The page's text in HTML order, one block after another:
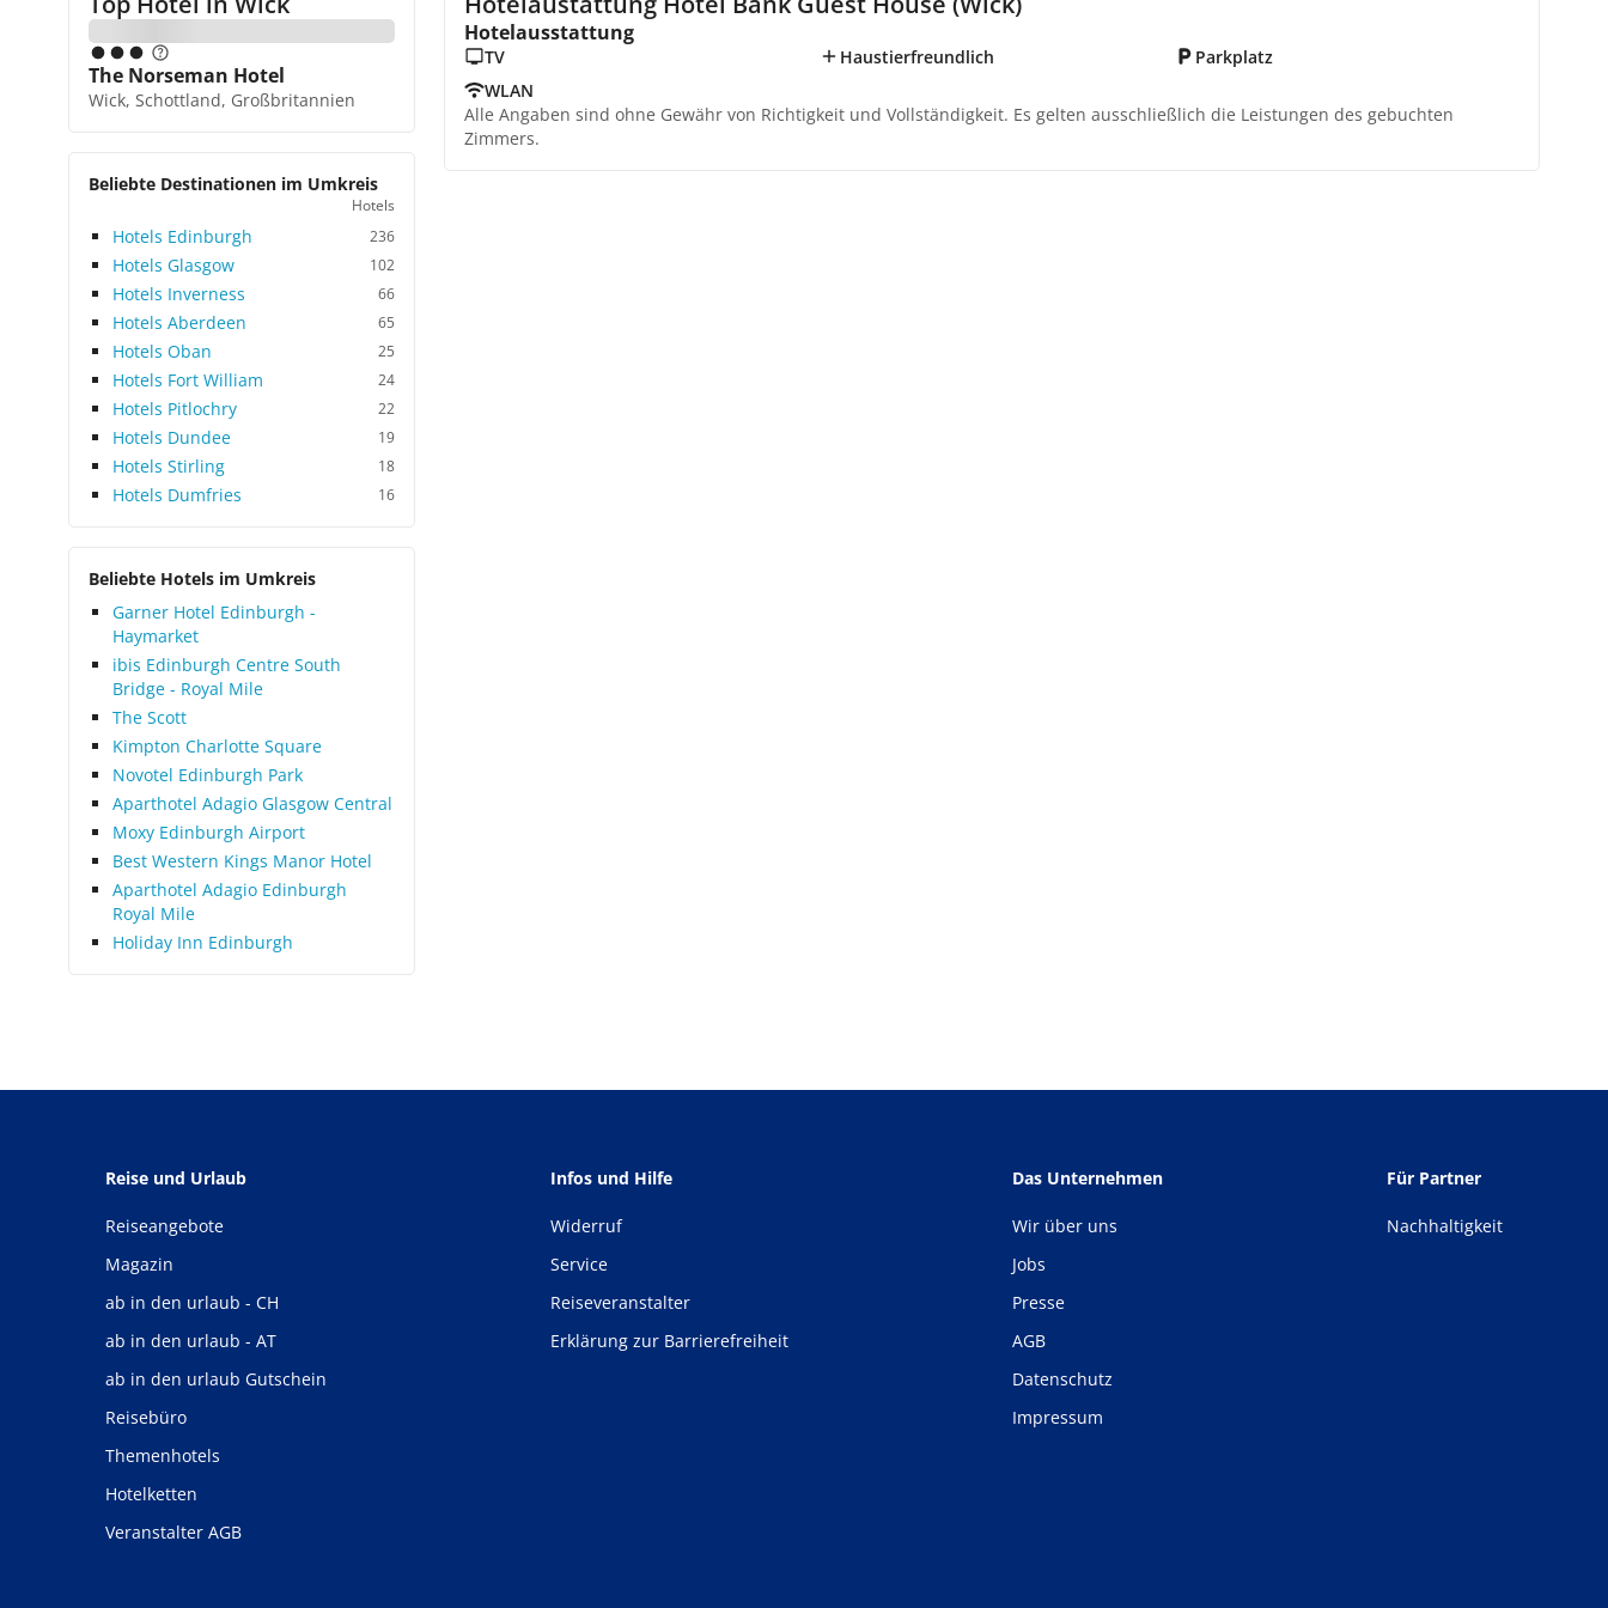
The Norseman Hotel
Wick, Schottland, Großbritannien
Beliebte Destinationen im Umkreis
Hotels
Hotels Edinburgh 236
Hotels Glasgow 102
Hotels Inverness 66
Hotels Aberdeen 65
Hotels Oban 25
Hotels Fort William 24
Hotels Pitlochry 22
Hotels Dundee 19
Hotels Stirling 18
Hotels Dumfries 16
Beliebte Hotels im Umkreis
Garner Hotel Edinburgh -
Haymarket
ibis Edinburgh Centre South
Bridge - Royal Mile
The Scott
Kimpton Charlotte Square
Novotel Edinburgh Park
Aparthotel Adagio Glasgow Central
Moxy Edinburgh Airport
Best Western Kings Manor Hotel
Aparthotel Adagio Edinburgh
Royal Mile
Holiday Inn Edinburgh
Hotelausstattung
TV Haustierfreundlich
Parkplatz
WLAN
Alle Angaben sind ohne Gewähr von Richtigkeit und Vollständigkeit. Es gelten ausschließlich die Leistungen des gebuchten
Zimmers.
Reise und Urlaub
Reiseangebote
Magazin
ab in den urlaub - CH
ab in den urlaub - AT
ab in den urlaub Gutschein
Reisebüro
Themenhotels
Hotelketten
Veranstalter AGB
Infos und Hilfe
Widerruf
Service
Reiseveranstalter
Erklärung zur Barrierefreiheit
Das Unternehmen
Wir über uns
Jobs
Presse
AGB
Datenschutz
Impressum
Für Partner
Nachhaltigkeit